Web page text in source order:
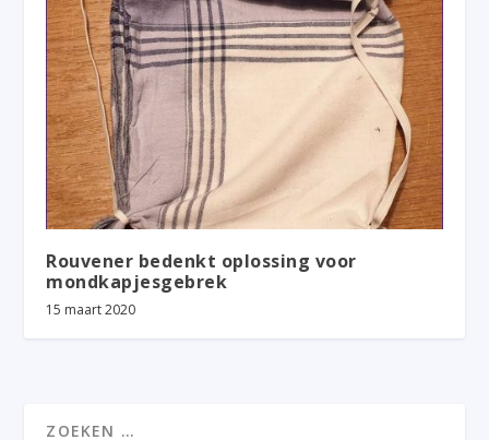
Rouvener bedenkt oplossing voor
mondkapjesgebrek
15 maart 2020